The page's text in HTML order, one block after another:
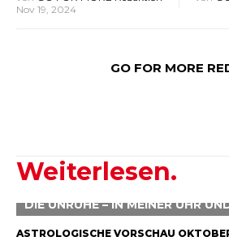
Nov 19, 2024
GO FOR MORE
Weiterlesen.
DIE UNRUHE – IN MEINER UHR
ASTROLOGISCHE VORSCHAU